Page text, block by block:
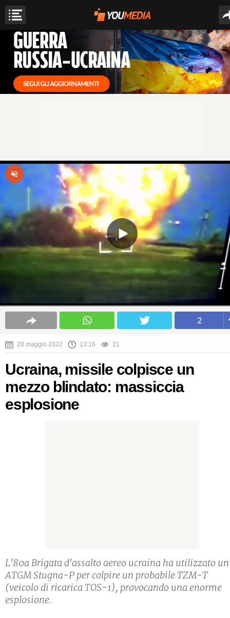
2
20 maggio 2022 13:16 21
Ucraina, missile colpisce un
mezzo blindato: massiccia
esplosione
L'80a Brigata d'assalto aereo ucraina ha utilizzato un
ATGM Stugna-P per colpire un probabile TZM-T
(veicolo di ricarica TOS-1), provocando una enorme
esplosione.